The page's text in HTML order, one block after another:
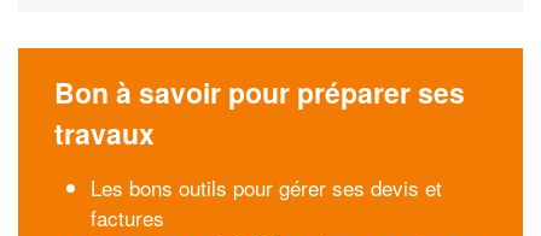
Bon à savoir pour préparer ses
travaux
Les bons outils pour gérer ses devis et
factures